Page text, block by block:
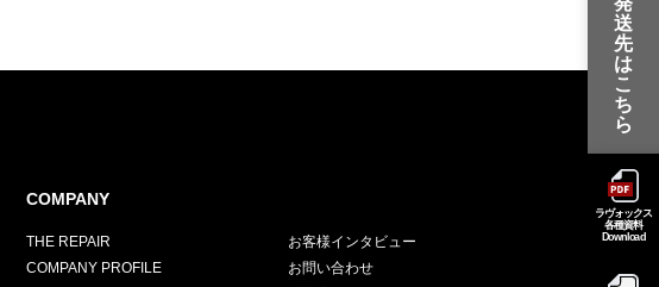
送
先
は
こ
ち
ら
ラヴォックス
各種資料
Download
COMPANY
THE REPAIR
COMPANY PROFILE
お客様インタビュー
お問い合わせ